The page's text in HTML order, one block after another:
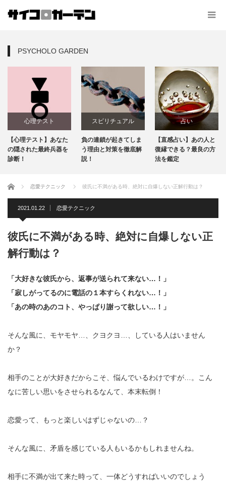
PSYCHOLO GARDEN
心理テスト
【心理テスト】あなた
の隠された最終兵器を
診断！
スピリチュアル
負の連鎖が起きてしま
う理由と対策を徹底解
説！
占い
【直感占い】あの人と
復縁できる？最良の方
法を鑑定
ホーム 恋愛テクニック 彼氏に不満がある時、絶対に自爆しない正解行動は？
2021.01.22 恋愛テクニック
彼氏に不満がある時、絶対に自爆しない正
解行動は？
「大好きな彼氏から、返事が送られて来ない…！」
「寂しがってるのに電話の１本すらくれない…！」
「あの時のあのコト、やっぱり謝って欲しい…！」
そんな風に、モヤモヤ…、クヨクヨ…、している人はいません
か？
相手のことが大好きだからこそ、悩んでいるわけですが…。こん
なに苦しい思いをさせられるなんて、本末転倒！
恋愛って、もっと楽しいはずじゃないの…？
そんな風に、矛盾を感じている人もいるかもしれませんね。
相手に不満が出て来た時って、一体どうすればいいのでしょう